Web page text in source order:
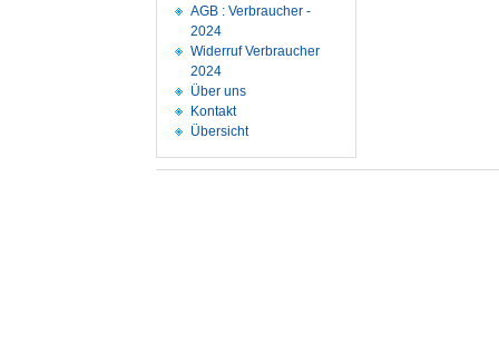
AGB : Verbraucher -
2024
Widerruf Verbraucher
2024
Über uns
Kontakt
Übersicht